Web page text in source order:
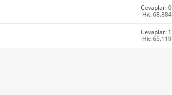
Cevaplar: 0
Hit: 68.884
Cevaplar: 1
Hit: 65.119